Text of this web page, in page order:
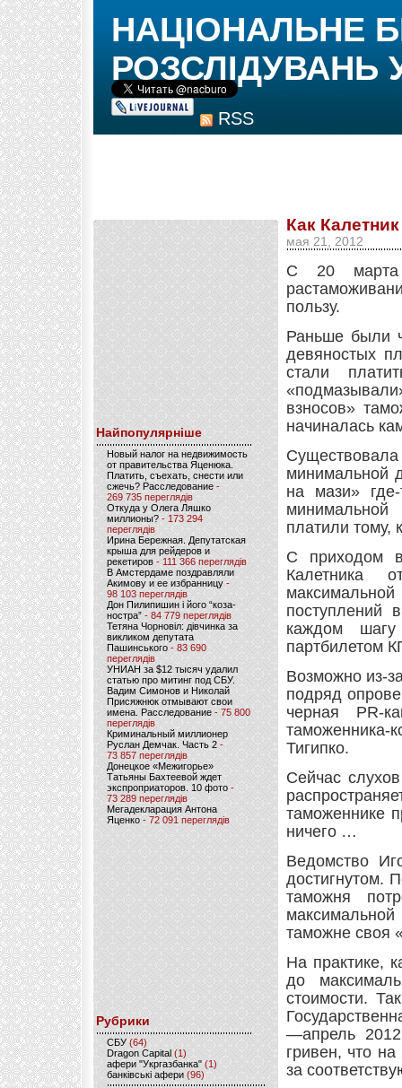
RSS
НАЦІОНАЛЬНЕ
РОЗСЛІДУВАНЬ
Найпопулярніше
Новый налог на недвижимость
от правительства Яценюка.
Платить, съехать, снести или
сжечь? Расследование-
269 735 переглядів
Откуда у Олега Ляшко
миллионы? - 173 294
переглядів
Ирина Бережная. Депутатская
крыша для рейдеров и
рекетиров - 111 366 переглядів
В Амстердаме поздравляли
Акимову и ее избранницу -
98 103 переглядів
Дон Пилипишин і його “коза-
ностра” - 84 779 переглядів
Тетяна Чорновіл: дівчинка за
викликом депутата
Пашинського- 83 690
переглядів
УНИАН за $12 тысяч удалил
статью про митинг под СБУ.
Вадим Симонов и Николай
Присяжнюк отмывают свои
имена. Расследование - 75 800
переглядів
Криминальный миллионер
Руслан Демчак. Часть 2-
73 857 переглядів
Донецкое «Межигорье»
Татьяны Бахтеевой ждет
экспроприаторов. 10 фото -
73 289 переглядів
Мегадекларация Антона
Яценко - 72 091 переглядів
Рубрики
CБУ (64)
Dragon Capital (1)
афери "Укргазбанка" (1)
банківські афери (96)
Как
мая 21, 2012
С 20 марта
пользу.
Раньше были
девяностых
стали
взносов»
начиналась
минимальной
на мази»
платили тому,
С приходом в
Калетника
поступлений
каждом
партбилетом
Возможно из-
подряд
черная PR-
Тигипко.
Сейчас
таможеннике
ничего …
Ведомство
достигнутом.
таможня
таможне своя
На практике,
до
стоимости.
—апрель
гривен, что
за